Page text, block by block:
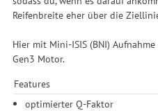
Reifenbreite eher über die
Hier mit Mini-ISIS (BNI)
Gen3 Motor.
Features
optimierter Q-Faktor